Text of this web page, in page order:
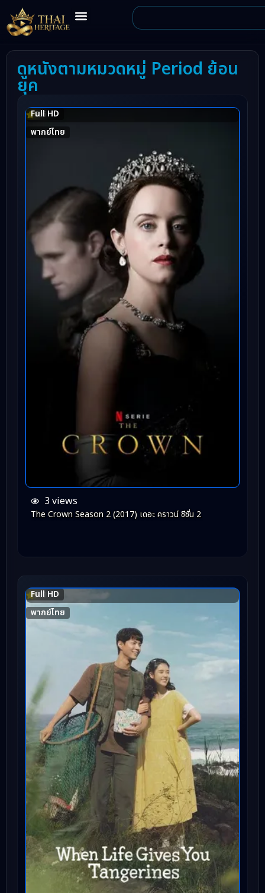
ดูหนังตามหมวดหมู่ Period ย้อน
ยุค
Full HD
พากย์ไทย
8.6
3 views
The Crown Season 2 (2017) เดอะ คราวน์ ซีซั่น 2
Full HD
พากย์ไทย
9.0